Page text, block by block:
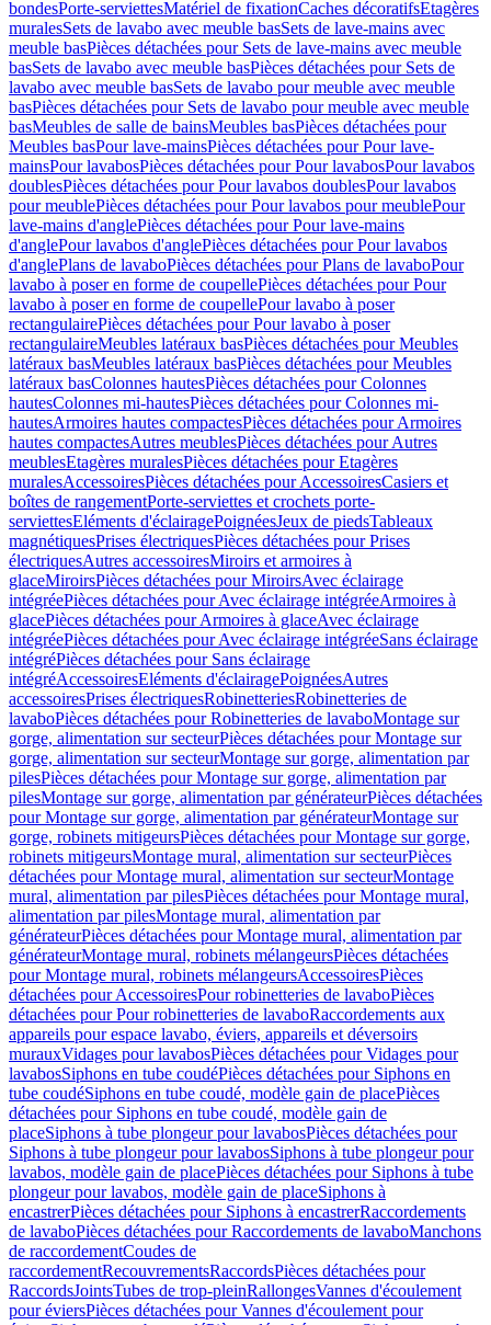
bondesPorte-serviettesMatériel de fixationCaches décoratifsEtagères
muralesSets de lavabo avec meuble basSets de lave-mains avec
meuble basPièces détachées pour Sets de lave-mains avec meuble
basSets de lavabo avec meuble basPièces détachées pour Sets de
lavabo avec meuble basSets de lavabo pour meuble avec meuble
basPièces détachées pour Sets de lavabo pour meuble avec meuble
basMeubles de salle de bainsMeubles basPièces détachées pour
Meubles basPour lave-mainsPièces détachées pour Pour lave-
mainsPour lavabosPièces détachées pour Pour lavabosPour lavabos
doublesPièces détachées pour Pour lavabos doublesPour lavabos
pour meublePièces détachées pour Pour lavabos pour meublePour
lave-mains d'anglePièces détachées pour Pour lave-mains
d'anglePour lavabos d'anglePièces détachées pour Pour lavabos
d'anglePlans de lavaboPièces détachées pour Plans de lavaboPour
lavabo à poser en forme de coupellePièces détachées pour Pour
lavabo à poser en forme de coupellePour lavabo à poser
rectangulairePièces détachées pour Pour lavabo à poser
rectangulaireMeubles latéraux basPièces détachées pour Meubles
latéraux basMeubles latéraux basPièces détachées pour Meubles
latéraux basColonnes hautesPièces détachées pour Colonnes
hautesColonnes mi-hautesPièces détachées pour Colonnes mi-
hautesArmoires hautes compactesPièces détachées pour Armoires
hautes compactesAutres meublesPièces détachées pour Autres
meublesEtagères muralesPièces détachées pour Etagères
muralesAccessoiresPièces détachées pour AccessoiresCasiers et
boîtes de rangementPorte-serviettes et crochets porte-
serviettesEléments d'éclairagePoignéesJeux de piedsTableaux
magnétiquesPrises électriquesPièces détachées pour Prises
électriquesAutres accessoiresMiroirs et armoires à
glaceMiroirsPièces détachées pour MiroirsAvec éclairage
intégréePièces détachées pour Avec éclairage intégréeArmoires à
glacePièces détachées pour Armoires à glaceAvec éclairage
intégréePièces détachées pour Avec éclairage intégréeSans éclairage
intégréPièces détachées pour Sans éclairage
intégréAccessoiresEléments d'éclairagePoignéesAutres
accessoiresPrises électriquesRobinetteriesRobinetteries de
lavaboPièces détachées pour Robinetteries de lavaboMontage sur
gorge, alimentation sur secteurPièces détachées pour Montage sur
gorge, alimentation sur secteurMontage sur gorge, alimentation par
pilesPièces détachées pour Montage sur gorge, alimentation par
pilesMontage sur gorge, alimentation par générateurPièces détachées
pour Montage sur gorge, alimentation par générateurMontage sur
gorge, robinets mitigeursPièces détachées pour Montage sur gorge,
robinets mitigeursMontage mural, alimentation sur secteurPièces
détachées pour Montage mural, alimentation sur secteurMontage
mural, alimentation par pilesPièces détachées pour Montage mural,
alimentation par pilesMontage mural, alimentation par
générateurPièces détachées pour Montage mural, alimentation par
générateurMontage mural, robinets mélangeursPièces détachées
pour Montage mural, robinets mélangeursAccessoiresPièces
détachées pour AccessoiresPour robinetteries de lavaboPièces
détachées pour Pour robinetteries de lavaboRaccordements aux
appareils pour espace lavabo, éviers, appareils et déversoirs
murauxVidages pour lavabosPièces détachées pour Vidages pour
lavabosSiphons en tube coudéPièces détachées pour Siphons en
tube coudéSiphons en tube coudé, modèle gain de placePièces
détachées pour Siphons en tube coudé, modèle gain de
placeSiphons à tube plongeur pour lavabosPièces détachées pour
Siphons à tube plongeur pour lavabosSiphons à tube plongeur pour
lavabos, modèle gain de placePièces détachées pour Siphons à tube
plongeur pour lavabos, modèle gain de placeSiphons à
encastrerPièces détachées pour Siphons à encastrerRaccordements
de lavaboPièces détachées pour Raccordements de lavaboManchons
de raccordementCoudes de
raccordementRecouvrementsRaccordsPièces détachées pour
RaccordsJointsTubes de trop-pleinRallongesVannes d'écoulement
pour éviersPièces détachées pour Vannes d'écoulement pour